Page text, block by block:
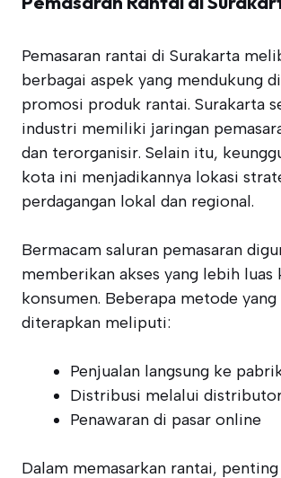
Pemasaran rantai di Surakarta
berbagai aspek yang mendukung
promosi produk rantai. Surakarta
industri memiliki jaringan
dan terorganisir. Selain itu,
kota ini menjadikannya lokasi
perdagangan lokal dan regional.
Bermacam saluran pemasaran
memberikan akses yang lebih luas
konsumen. Beberapa metode
diterapkan meliputi:
Penjualan langsung ke
Distribusi melalui
Penawaran di pasar online
Dalam memasarkan rantai,